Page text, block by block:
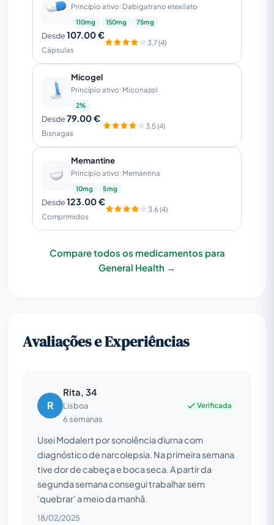
Princípio ativo: Dabigatrano etexilato
110mg 150mg 75mg
Desde107.00 €
Cápsulas
3.7 (4)
Micogel
Princípio ativo: Miconazol
2%
Desde79.00 €
Bisnagas
3.5 (4)
Memantine
Princípio ativo: Memantina
10mg 5mg
Desde123.00 €
Comprimidos
3.6 (4)
Compare todos os medicamentos para
General Health →
Avaliações e Experiências
R
Rita, 34
Lisboa
6 semanas
Verificada
Usei Modalert por sonolência diurna com
diagnóstico de narcolepsia. Na primeira semana
tive dor de cabeça e boca seca. A partir da
segunda semana consegui trabalhar sem
‘quebrar’ a meio da manhã.
18/02/2025